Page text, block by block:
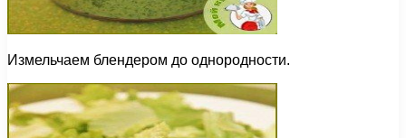
Измельчаем блендером до однородности.